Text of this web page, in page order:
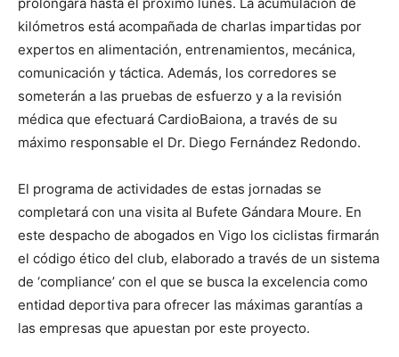
kilómetros está acompañada de charlas impartidas por
expertos en alimentación, entrenamientos, mecánica,
comunicación y táctica. Además, los corredores se
someterán a las pruebas de esfuerzo y a la revisión
médica que efectuará CardioBaiona, a través de su
máximo responsable el Dr. Diego Fernández Redondo.
El programa de actividades de estas jornadas se
completará con una visita al Bufete Gándara Moure. En
este despacho de abogados en Vigo los ciclistas firmarán
el código ético del club, elaborado a través de un sistema
de ‘compliance’ con el que se busca la excelencia como
entidad deportiva para ofrecer las máximas garantías a
las empresas que apuestan por este proyecto.